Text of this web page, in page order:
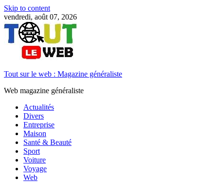
Skip to content
vendredi, août 07, 2026
Tout sur le web : Magazine généraliste
Web magazine généraliste
Actualités
Divers
Entreprise
Maison
Santé & Beauté
Sport
Voiture
Voyage
Web